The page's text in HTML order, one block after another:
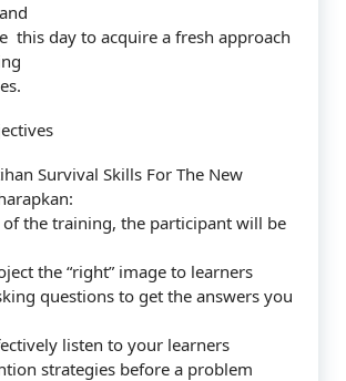
this day to acquire a fresh approach
Survival Skills For The New
of the training, the participant will be
the “right” image to learners
questions to get the answers you
listen to your learners
strategies before a problem